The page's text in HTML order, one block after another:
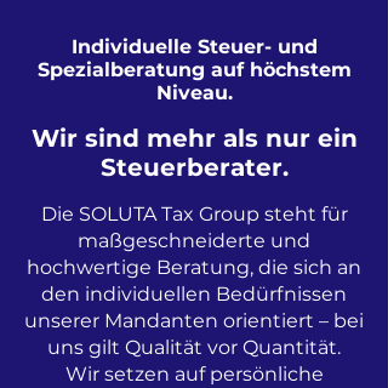
Individuelle Steuer- und
Spezialberatung auf höchstem
Niveau.
Wir sind mehr als nur ein
Steuerberater.
​Die SOLUTA Tax Group steht für
maßgeschneiderte und
hochwertige Beratung, die sich an
den individuellen Bedürfnissen
unserer Mandanten orientiert – bei
uns gilt Qualität vor Quantität.
Wir setzen auf persönliche